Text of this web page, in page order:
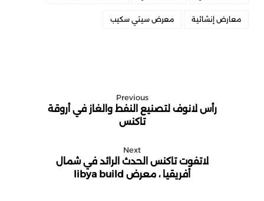
معارض إنشائية معرض سيتي سكيب
Previous
رأس لانوف لتصنيع النفط والغاز في أروقة
تاكنس
Next
لاتفوت تاكنس الحدث الرائد في شمال
أفريقيا ، معرض libya build